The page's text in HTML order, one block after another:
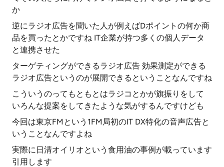
か
逆にラジオ広告を聞いた人が例えばDポイントの何か商
品を買ったとかですね IT企業が持つ多くの個人データ
と連携させた
ターゲティングができるラジオ広告 効果測定ができる
ラジオ広告というのが展開できるということなんですね
こういうのってもともとはラジコとかが旗振りをして
いろんな提案をしてきたような気がするんですけども
今回は東京FMという1FM局初のIT DX特化の音声広告と
いうことなんですよね
実際に日清オイリオという食用油の事例が載っています
引用します